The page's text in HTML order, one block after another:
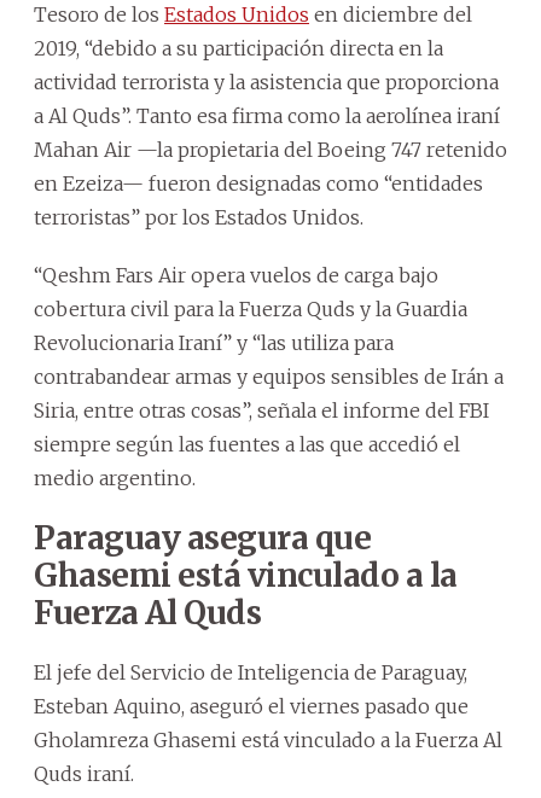
Tesoro de los Estados Unidos en diciembre del
2019, “debido a su participación directa en la
actividad terrorista y la asistencia que proporciona
a Al Quds”. Tanto esa firma como la aerolínea iraní
Mahan Air —la propietaria del Boeing 747 retenido
en Ezeiza— fueron designadas como “entidades
terroristas” por los Estados Unidos.
“Qeshm Fars Air opera vuelos de carga bajo
cobertura civil para la Fuerza Quds y la Guardia
Revolucionaria Iraní” y “las utiliza para
contrabandear armas y equipos sensibles de Irán a
Siria, entre otras cosas”, señala el informe del FBI
siempre según las fuentes a las que accedió el
medio argentino.
Paraguay asegura que
Ghasemi está vinculado a la
Fuerza Al Quds
El jefe del Servicio de Inteligencia de Paraguay,
Esteban Aquino, aseguró el viernes pasado que
Gholamreza Ghasemi está vinculado a la Fuerza Al
Quds iraní.